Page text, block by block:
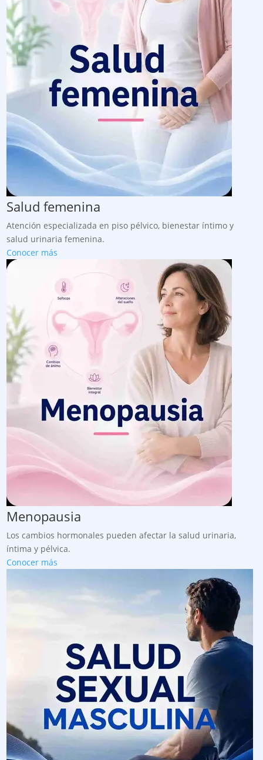
Salud femenina
Atención especializada en piso pélvico, bienestar íntimo y
salud urinaria femenina.
Conocer más
Menopausia
Los cambios hormonales pueden afectar la salud urinaria,
íntima y pélvica.
Conocer más